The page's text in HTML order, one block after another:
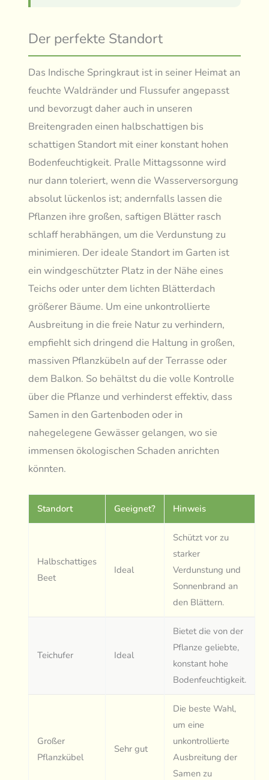
Der perfekte Standort
Das Indische Springkraut ist in seiner Heimat an
feuchte Waldränder und Flussufer angepasst
und bevorzugt daher auch in unseren
Breitengraden einen halbschattigen bis
schattigen Standort mit einer konstant hohen
Bodenfeuchtigkeit. Pralle Mittagssonne wird
nur dann toleriert, wenn die Wasserversorgung
absolut lückenlos ist; andernfalls lassen die
Pflanzen ihre großen, saftigen Blätter rasch
schlaff herabhängen, um die Verdunstung zu
minimieren. Der ideale Standort im Garten ist
ein windgeschützter Platz in der Nähe eines
Teichs oder unter dem lichten Blätterdach
größerer Bäume. Um eine unkontrollierte
Ausbreitung in die freie Natur zu verhindern,
empfiehlt sich dringend die Haltung in großen,
massiven Pflanzkübeln auf der Terrasse oder
dem Balkon. So behältst du die volle Kontrolle
über die Pflanze und verhinderst effektiv, dass
Samen in den Gartenboden oder in
nahegelegene Gewässer gelangen, wo sie
immensen ökologischen Schaden anrichten
könnten.
Standort Geeignet? Hinweis
Halbschattiges
Beet
Ideal
Schützt vor zu
starker
Verdunstung und
Sonnenbrand an
den Blättern.
Teichufer Ideal
Bietet die von der
Pflanze geliebte,
konstant hohe
Bodenfeuchtigkeit.
Großer
Pflanzkübel
Sehr gut
Die beste Wahl,
um eine
unkontrollierte
Ausbreitung der
Samen zu